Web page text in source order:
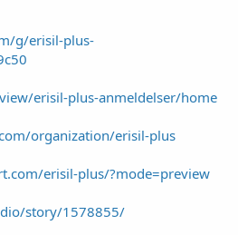
g/erisil-plus-
erisil-plus-anmeldelser/home
organization/erisil-plus
erisil-plus/?mode=preview
story/1578855/